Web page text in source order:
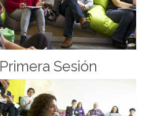
Primera Sesión